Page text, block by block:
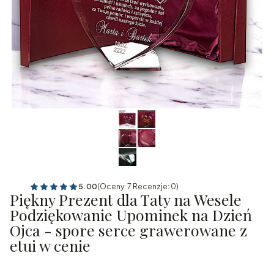
5.00(Oceny: 7 Recenzje: 0)
Piękny Prezent dla Taty na Wesele
Podziękowanie Upominek na Dzień
Ojca - spore serce grawerowane z
etui w cenie